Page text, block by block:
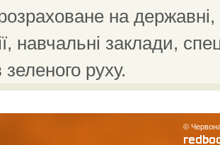
на державні,
навчальні заклади,
зеленого руху.
©